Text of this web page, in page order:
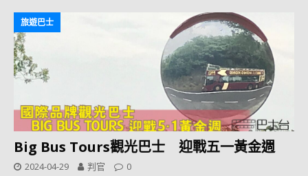
旅遊巴士
Big Bus Tours觀光巴士 迎戰五一黃金週
2024-04-29 判官 0